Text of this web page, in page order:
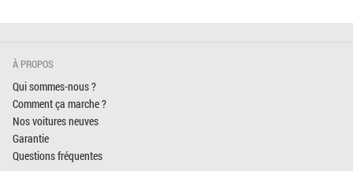
À PROPOS
Qui sommes-nous ?
Comment ça marche ?
Nos voitures neuves
Garantie
Questions fréquentes